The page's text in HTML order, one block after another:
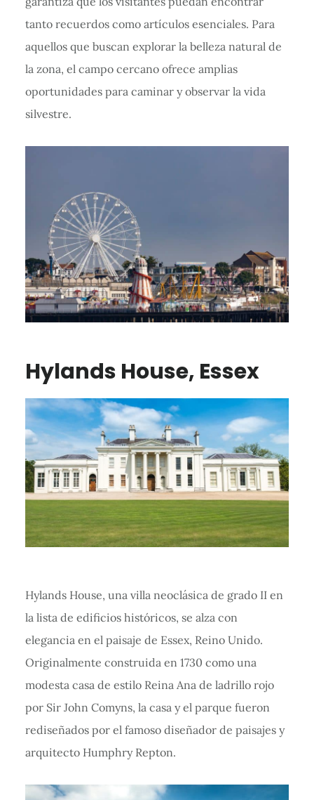
tanto recuerdos como artículos esenciales. Para
aquellos que buscan explorar la belleza natural de
la zona, el campo cercano ofrece amplias
oportunidades para caminar y observar la vida
silvestre.
Hylands House, Essex
Hylands House, una villa neoclásica de grado II en
la lista de edificios históricos, se alza con
elegancia en el paisaje de Essex, Reino Unido.
Originalmente construida en 1730 como una
modesta casa de estilo Reina Ana de ladrillo rojo
por Sir John Comyns, la casa y el parque fueron
rediseñados por el famoso diseñador de paisajes y
arquitecto Humphry Repton.